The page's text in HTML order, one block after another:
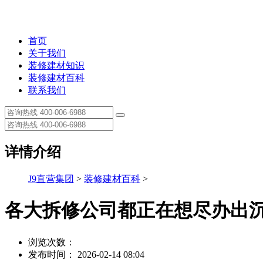
首页
关于我们
装修建材知识
装修建材百科
联系我们
详情介绍
J9直营集团 > 装修建材百科 >
各大拆修公司都正在想尽办出
浏览次数：
发布时间： 2026-02-14 08:04